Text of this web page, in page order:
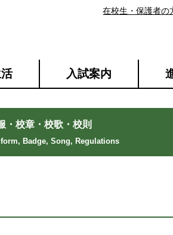
入試案内
在校生・保護者の
・校章・校歌・校則